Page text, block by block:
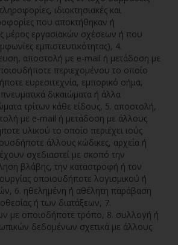
ιδιοκτησιακές και
που αποκτήθηκαν ή
μέρος εργασιακών σχέσεων ή που
εμπιστευτικότητας), 4.
αποστολή με e-mail ή μετάδοση με
περιεχομένου το οποίο
ευρεσιτεχνία, εμπορικό σήμα,
δικαιώματα ή άλλα
τρίτων κάθε είδους, 5. αποστολή,
με e-mail ή μετάδοση με άλλους
υλικού το οποίο περιέχει ιούς
άλλους κώδικες, αρχεία ή
σχεδιαστεί με σκοπό την
βλάβης, την καταστροφή ή τον
οποιουδήποτε λογισμικού ή
6. ηθελημένη ή αθέλητη παράβαση
ή των διατάξεων, 7.
με οποιοδήποτε τρόπο, 8. συλλογή ή
δεδομένων σχετικά με άλλους